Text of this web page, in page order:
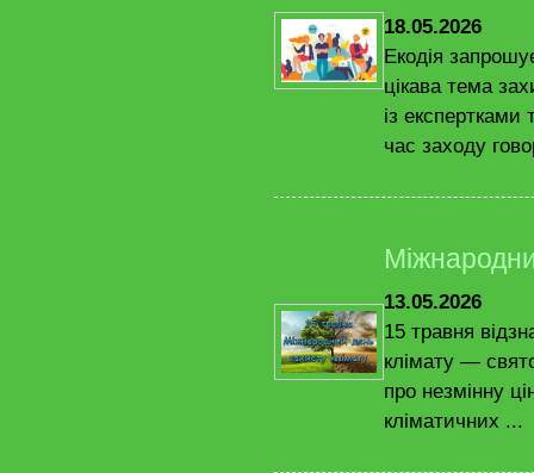
18.05.2026
Екодія
цікава тема
із експертками
час заходу
13.05.2026
15 травня
клімату —
про незмінну
кліматичних ...